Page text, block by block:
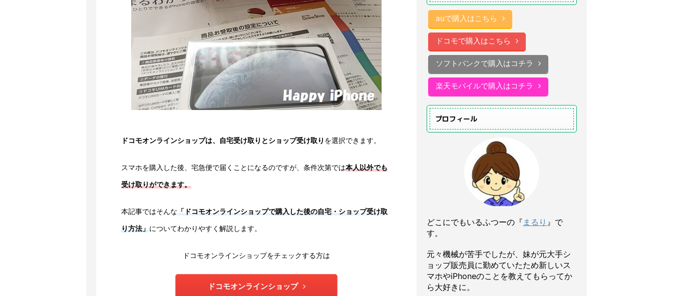
ドコモオンラインショップは、自宅受け取りとショップ受け取り を選択できます。
スマホを購入した後、宅急便で届くことになるのですが、条件次第では本人以外でも
受け取りができます。
本記事ではそんな「ドコモオンラインショップで購入した後の自宅・ショップ受け取
り方法」についてわかりやすく解説します。
ドコモオンラインショップをチェックする方は
ドコモオンラインショップ
auで購入はこちら
ドコモで購入はこちら
ソフトバンクで購入はコチラ
楽天モバイルで購入はコチラ
プロフィール
どこにでもいるふつーの『 まるり 』で
す。
元々機械が苦手でしたが、妹が元大手シ
ョップ販売員に勤めていたため新しいス
マホやiPhoneのことを教えてもらってか
ら大好きに。